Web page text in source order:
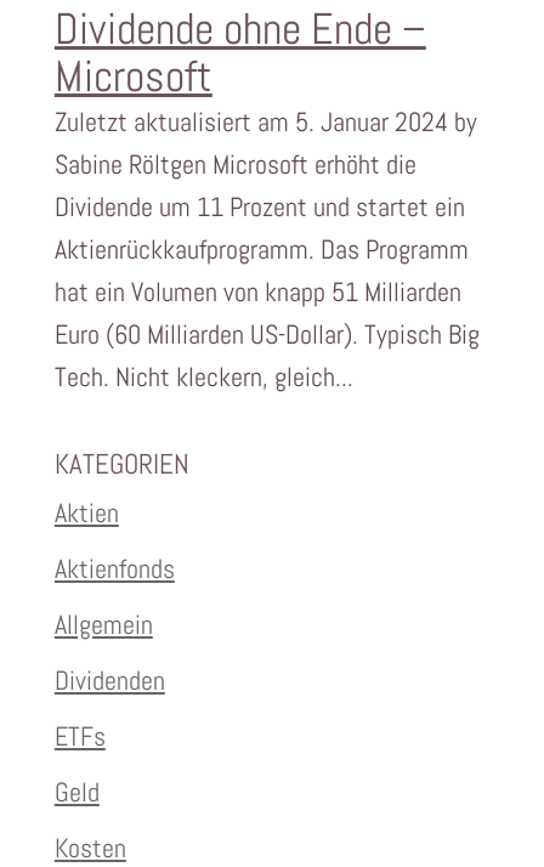
Dividende ohne Ende –
Microsoft
Zuletzt aktualisiert am 5. Januar 2024 by
Sabine Röltgen Microsoft erhöht die
Dividende um 11 Prozent und startet ein
Aktienrückkaufprogramm. Das Programm
hat ein Volumen von knapp 51 Milliarden
Euro (60 Milliarden US-Dollar). Typisch Big
Tech. Nicht kleckern, gleich...
KATEGORIEN
Aktien
Aktienfonds
Allgemein
Dividenden
ETFs
Geld
Kosten